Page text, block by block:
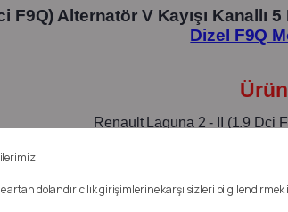
F9Q) Alternatör V Kayışı Kanallı
Dizel F9Q
Renault Laguna 2 - II (1.9 Dci
artan dolandırıcılık girişimlerine karşı sizleri